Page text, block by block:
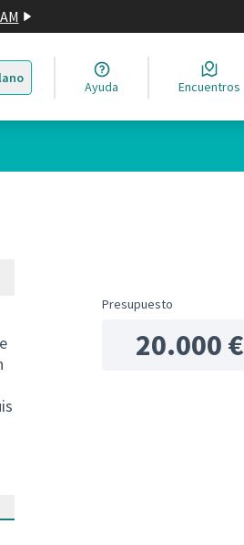
Elegir el idioma
Ayuda Encuentros
de recursos
Presupuesto
20.000 €